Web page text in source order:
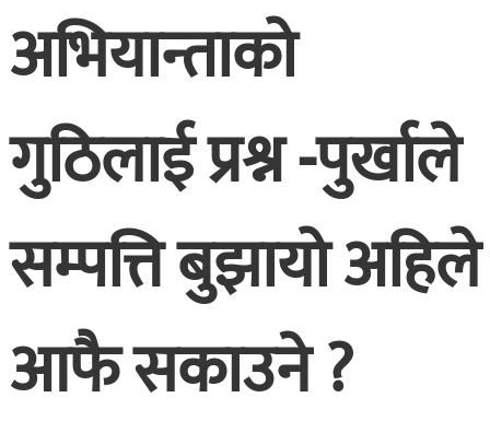
अभियान्ताको
गुठिलाई प्रश्न -पुर्खाले
सम्पत्ति बुझायो अहिले
आफै सकाउने ?